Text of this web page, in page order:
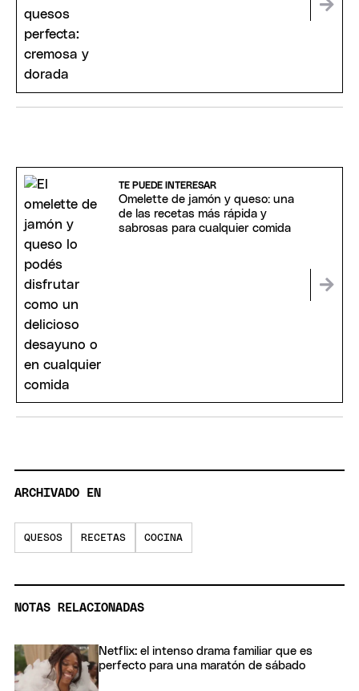
TE PUEDE INTERESAR
Omelette de jamón y queso: una
de las recetas más rápida y
sabrosas para cualquier comida
ARCHIVADO EN
QUESOS RECETAS COCINA
NOTAS RELACIONADAS
Netflix: el intenso drama familiar que es
perfecto para una maratón de sábado